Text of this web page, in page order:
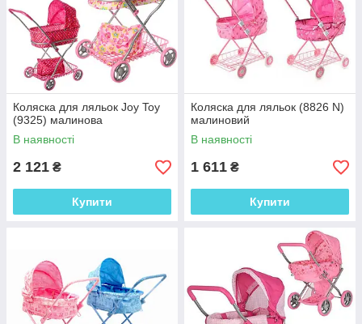
Коляска для ляльок Joy Toy
(9325) малинова
В наявності
2 121 ₴
Купити
Коляска для ляльок (8826 N)
малиновий
В наявності
1 611 ₴
Купити